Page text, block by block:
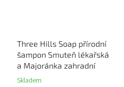
Three Hills Soap přírodní
šampon Smuteň lékařská
a Majoránka zahradní
Skladem